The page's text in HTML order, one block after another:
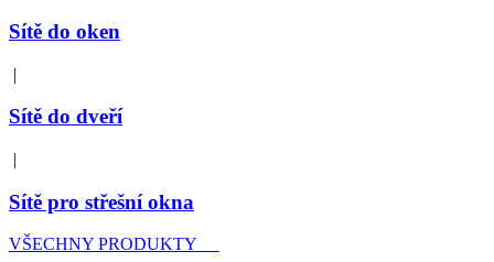
Sítě do oken
|
Sítě do dveří
|
Sítě pro střešní okna
VŠECHNY PRODUKTY